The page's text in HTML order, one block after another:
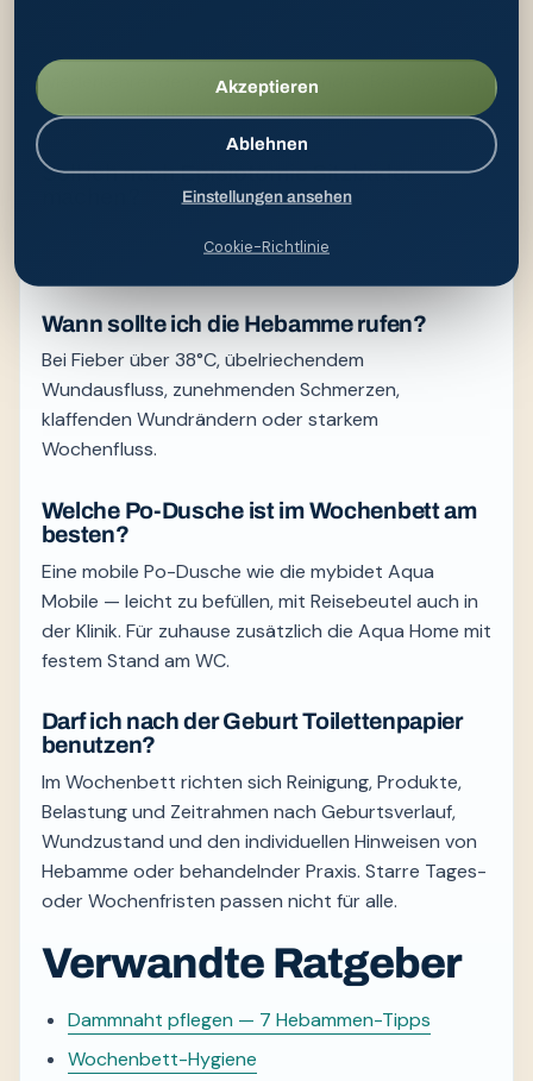
Akzeptieren
Ablehnen
Einstellungen ansehen
Cookie-Richtlinie
wiederkehrenden oder zunehmenden Beschwerden
ist eine fachliche Untersuchung sinnvoll.
Soll ich nach Episiotomie Sitzbäder
bis 7. Kurz, lauwarm, mit Kamille oder Eichenrinde.
Wann sollte ich die Hebamme rufen?
Bei Fieber über 38°C, übelriechendem
Wundausfluss, zunehmenden Schmerzen,
klaffenden Wundrändern oder starkem
Wochenfluss.
Welche Po-Dusche ist im Wochenbett am
besten?
Eine mobile Po-Dusche wie die mybidet Aqua
Mobile — leicht zu befüllen, mit Reisebeutel auch in
der Klinik. Für zuhause zusätzlich die Aqua Home mit
festem Stand am WC.
Darf ich nach der Geburt Toilettenpapier
benutzen?
Im Wochenbett richten sich Reinigung, Produkte,
Belastung und Zeitrahmen nach Geburtsverlauf,
Wundzustand und den individuellen Hinweisen von
Hebamme oder behandelnder Praxis. Starre Tages-
oder Wochenfristen passen nicht für alle.
Verwandte Ratgeber
Dammnaht pflegen — 7 Hebammen-Tipps
Wochenbett-Hygiene